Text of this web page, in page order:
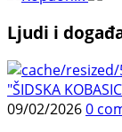
Ljudi i
"ŠIDSKA
09/02/20260